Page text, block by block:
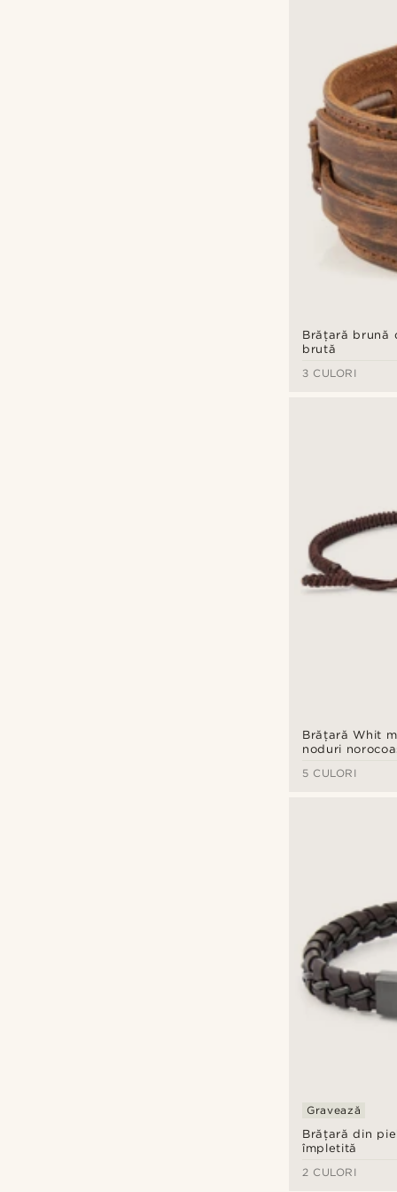
Brățară brună
brută
3 CULORI
Brățară Whit
noduri
5 CULORI
Brățară din
împletită
Gravează
2 CULORI